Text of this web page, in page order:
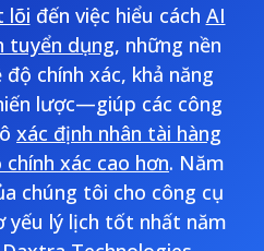
lõi đến việc hiểu cách AI
tuyển dụng, những nền
chính xác, khả năng
lược—giúp các công
xác định nhân tài hàng
xác cao hơn. Năm
chúng tôi cho công cụ
yếu lý lịch tốt nhất năm